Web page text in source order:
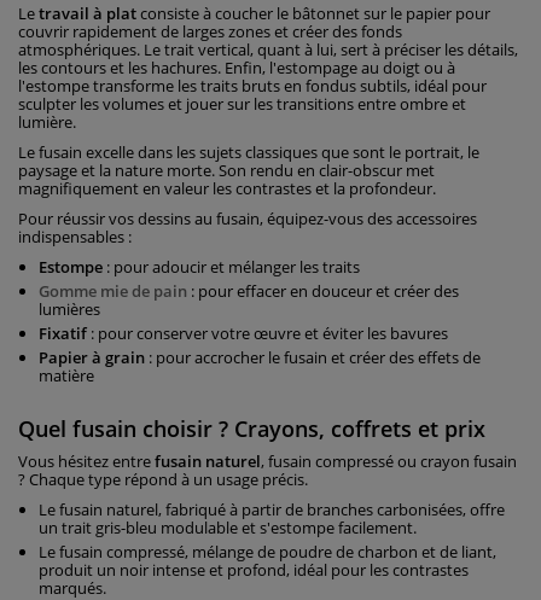
Letravail à platconsiste à coucher le bâtonnet sur le papier pour
couvrir rapidement de larges zones et créer des fonds
atmosphériques. Le trait vertical, quant à lui, sert à préciser les détails,
les contours et les hachures. Enfin, l'estompage au doigt ou à
l'estompe transforme les traits bruts en fondus subtils, idéal pour
sculpter les volumes et jouer sur les transitions entre ombre et
lumière.
Le fusain excelle dans les sujets classiques que sont le portrait, le
paysage et la nature morte. Son rendu en clair-obscur met
magnifiquement en valeur les contrastes et la profondeur.
Pour réussir vos dessins au fusain, équipez-vous des accessoires
indispensables :
Estompe : pour adoucir et mélanger les traits
Gomme mie de pain : pour effacer en douceur et créer des
lumières
Fixatif : pour conserver votre œuvre et éviter les bavures
Papier à grain : pour accrocher le fusain et créer des effets de
matière
Quel fusain choisir ? Crayons, coffrets et prix
Vous hésitez entrefusain naturel, fusain compressé ou crayon fusain
? Chaque type répond à un usage précis.
Le fusain naturel, fabriqué à partir de branches carbonisées, offre
un trait gris-bleu modulable et s'estompe facilement.
Le fusain compressé, mélange de poudre de charbon et de liant,
produit un noir intense et profond, idéal pour les contrastes
marqués.